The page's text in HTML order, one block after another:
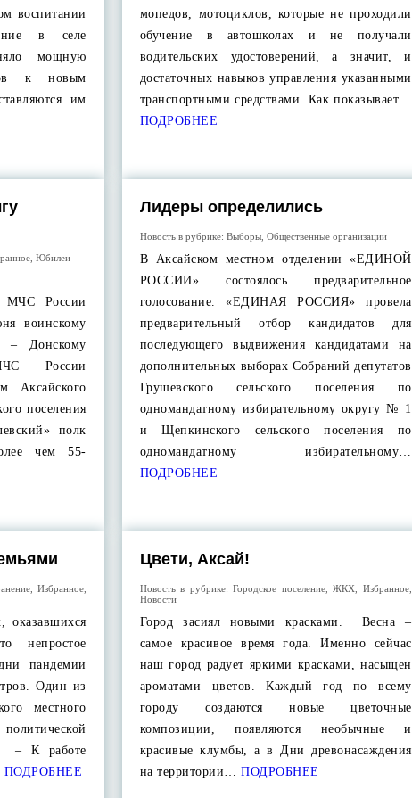
воспитании
в селе
мощную
к новым
им
мопедов, мотоциклов, которые не проходили
обучение в автошколах и не получали
водительских удостоверений, а значит, и
достаточных навыков управления указанными
транспортными средствами. Как показывает…
ПОДРОБНЕЕ
,Юбилеи
МЧС России
воинскому
– Донскому
России
Аксайского
поселения
полк
чем 55-
Лидеры определились
Новость в рубрике: Выборы, Общественные организации
В Аксайском местном отделении «ЕДИНОЙ
РОССИИ» состоялось предварительное
голосование. «ЕДИНАЯ РОССИЯ» провела
предварительный отбор кандидатов для
последующего выдвижения кандидатами на
дополнительных выборах Собраний депутатов
Грушевского сельского поселения по
одномандатному избирательному округу № 1
и Щепкинского сельского поселения по
одномандатному избирательному…
ПОДРОБНЕЕ
Избранное,
оказавшихся
непростое
пандемии
Один из
местного
– К работе
ПОДРОБНЕЕ
Цвети, Аксай!
Новость в рубрике:Городское поселение,ЖКХ Избранное,
Новости
Город засиял новыми красками. Весна –
самое красивое время года. Именно сейчас
наш город радует яркими красками, насыщен
ароматами цветов. Каждый год по всему
городу создаются новые цветочные
композиции, появляются необычные и
красивые клумбы, а в Дни древонасаждения
на территории… ПОДРОБНЕЕ